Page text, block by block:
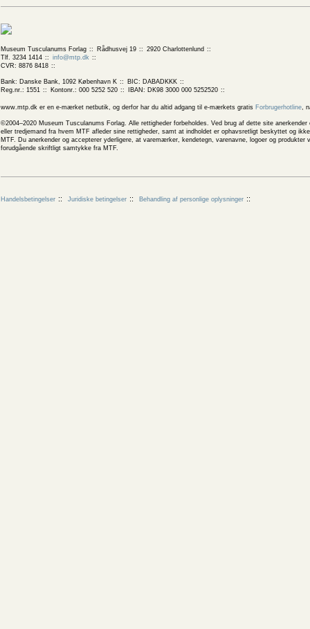
Museum Tusculanums Forlag Rådhusvej 19
2920 Charlottenlund
Tlf. 3234 1414
info@mtp.dk
CVR: 8876 8418
Bank: Danske Bank, 1092 København K
BIC: DABADKKK
Reg.nr.: 1551
Kontonr.: 000 5252 520 IBAN: DK98 3000 000 5252520
www.mtp.dk er en e-mærket netbutik, og derfor har du altid adgang til e-mærkets gratis Forbrugerhotline,
©2004–2020 Museum Tusculanums Forlag. Alle rettigheder forbeholdes. Ved brug af dette site
eller tredjemand fra hvem MTF afleder sine rettigheder, samt at indholdet er ophavsretligt beskyttet og
MTF. Du anerkender og accepterer yderligere, at varemærker, kendetegn, varenavne, logoer og
forudgående skriftligt samtykke fra MTF.
Handelsbetingelser Juridiske betingelser Behandling af personlige oplysninger